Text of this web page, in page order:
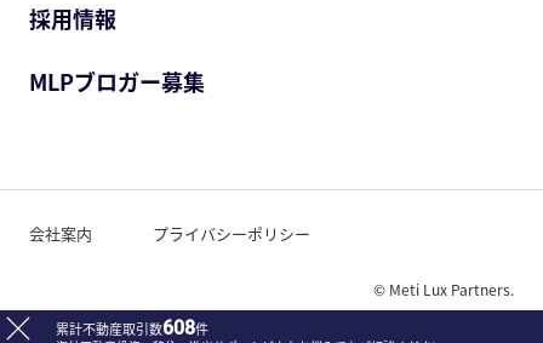
採用情報
MLPブロガー募集
会社案内 プライバシーポリシー
© Meti Lux Partners.
累計不動産取引数608件